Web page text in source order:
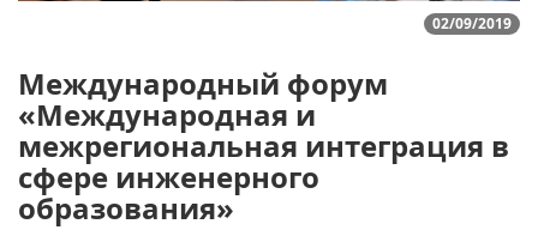
02/09/2019
Международный форум
«Международная и
межрегиональная интеграция в
сфере инженерного
образования» ​